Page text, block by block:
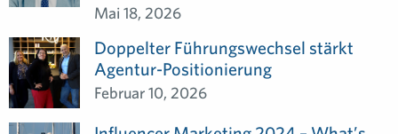
Mai 18, 2026
Doppelter Führungswechsel stärkt
Agentur-Positionierung
Februar 10, 2026